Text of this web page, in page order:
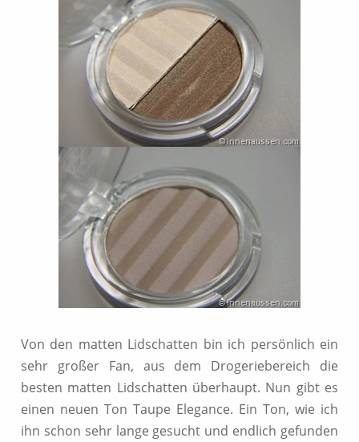
Von den matten Lidschatten bin ich persönlich ein
sehr großer Fan, aus dem Drogeriebereich die
besten matten Lidschatten überhaupt. Nun gibt es
einen neuen Ton Taupe Elegance. Ein Ton, wie ich
ihn schon sehr lange gesucht und endlich gefunden